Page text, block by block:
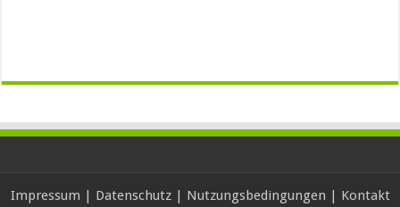
Impressum | Datenschutz| Nutzungsbedingungen | Kontakt